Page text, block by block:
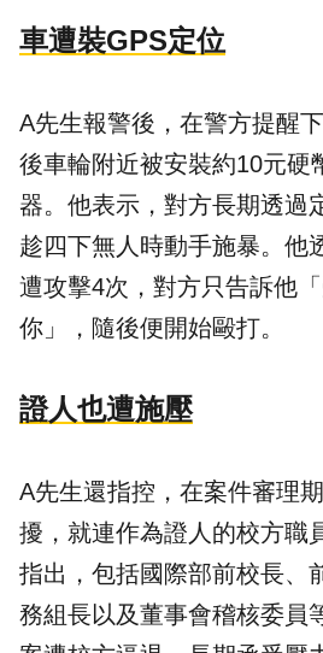
車遭裝GPS定位
A先生報警後，在警方提醒
後車輪附近被安裝約10元硬
器。他表示，對方長期透過
趁四下無人時動手施暴。他
遭攻擊4次，對方只告訴他
你」，隨後便開始毆打。
證人也遭施壓
A先生還指控，在案件審理
擾，就連作為證人的校方職
指出，包括國際部前校長、
務組長以及董事會稽核委員